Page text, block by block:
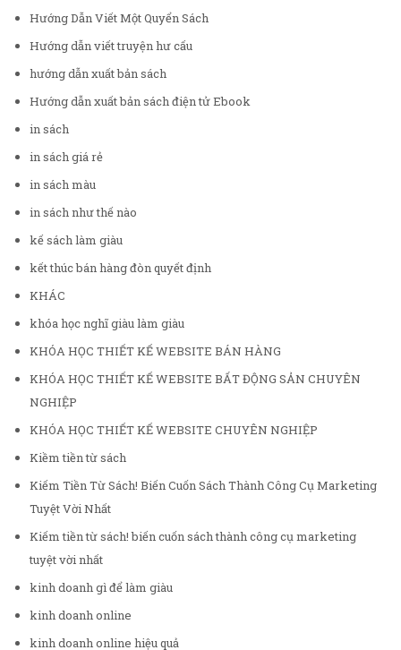
Hướng Dẫn Viết Một Quyển Sách
Hướng dẫn viết truyện hư cấu
hướng dẫn xuất bản sách
Hướng dẫn xuất bản sách điện tử Ebook
in sách
in sách giá rẻ
in sách màu
in sách như thế nào
kế sách làm giàu
kết thúc bán hàng đòn quyết định
KHÁC
khóa học nghĩ giàu làm giàu
KHÓA HỌC THIẾT KẾ WEBSITE BÁN HÀNG
KHÓA HỌC THIẾT KẾ WEBSITE BẤT ĐỘNG SẢN CHUYÊN
NGHIỆP
KHÓA HỌC THIẾT KẾ WEBSITE CHUYÊN NGHIỆP
Kiềm tiền từ sách
Kiếm Tiền Từ Sách! Biến Cuốn Sách Thành Công Cụ Marketing
Tuyệt Vời Nhất
Kiếm tiền từ sách! biến cuốn sách thành công cụ marketing
tuyệt vời nhất
kinh doanh gì để làm giàu
kinh doanh online
kinh doanh online hiệu quả